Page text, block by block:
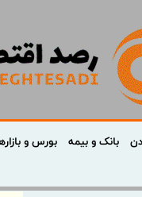
بانک و بیمه بورس و